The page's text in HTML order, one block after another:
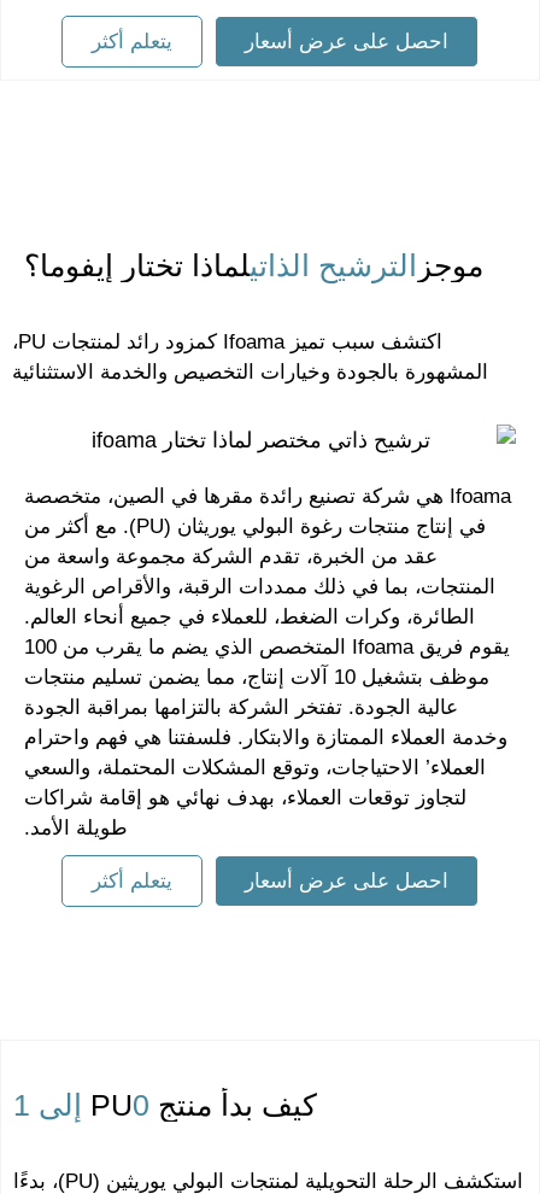
احصل على عرض أسعار يتعلم أكثر
موجزالترشيح الذاتي لماذا تختار إيفوما؟
اكتشف سبب تميز Ifoama كمزود رائد لمنتجات PU،
المشهورة بالجودة وخيارات التخصيص والخدمة الاستثنائية
Ifoama هي شركة تصنيع رائدة مقرها في الصين، متخصصة
في إنتاج منتجات رغوة البولي يوريثان (PU). مع أكثر من
عقد من الخبرة، تقدم الشركة مجموعة واسعة من
المنتجات، بما في ذلك ممددات الرقبة، والأقراص الرغوية
الطائرة، وكرات الضغط، للعملاء في جميع أنحاء العالم.
يقوم فريق Ifoama المتخصص الذي يضم ما يقرب من 100
موظف بتشغيل 10 آلات إنتاج، مما يضمن تسليم منتجات
عالية الجودة. تفتخر الشركة بالتزامها بمراقبة الجودة
وخدمة العملاء الممتازة والابتكار. فلسفتنا هي فهم واحترام
العملاء’ الاحتياجات، وتوقع المشكلات المحتملة، والسعي
لتجاوز توقعات العملاء، بهدف نهائي هو إقامة شراكات
طويلة الأمد.
احصل على عرض أسعار يتعلم أكثر
كيف بدأ منتج PU0 إلى 1
استكشف الرحلة التحويلية لمنتجات البولي يوريثين (PU)، بدءًا